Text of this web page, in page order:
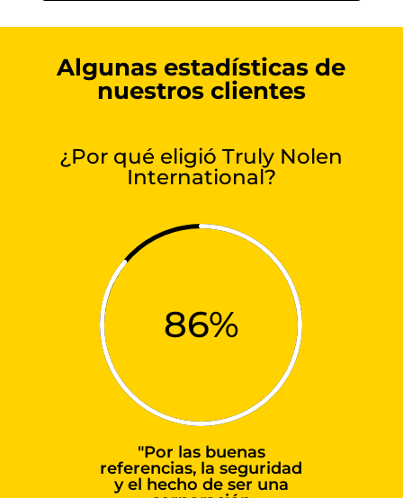
Algunas estadísticas de
nuestros clientes
¿Por qué eligió Truly Nolen
International?
86%
"Por las buenas
referencias, la seguridad
y el hecho de ser una